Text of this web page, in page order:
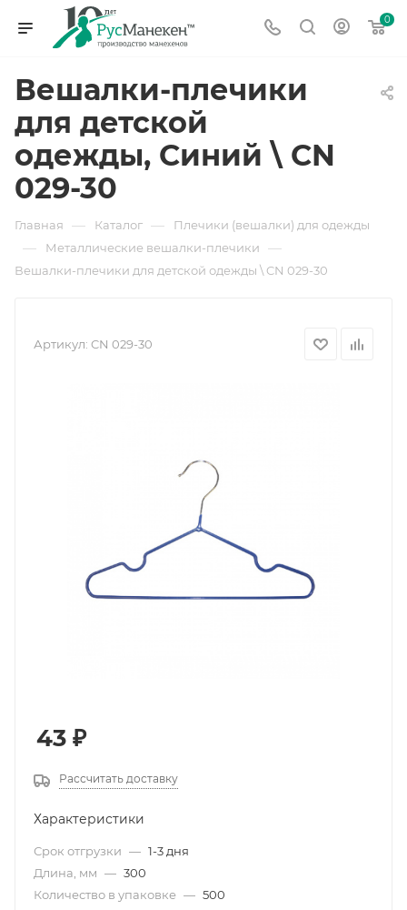
0
Вешалки-плечики
для детской
одежды, Синий \ CN
029-30
Главная — Каталог — Плечики (вешалки) для одежды
— Металлические вешалки-плечики —
Вешалки-плечики для детской одежды \ CN 029-30
Артикул: CN 029-30
43 ₽
Рассчитать доставку
Характеристики
Срок отгрузки — 1-3 дня
Длина, мм — 300
Количество в упаковке — 500